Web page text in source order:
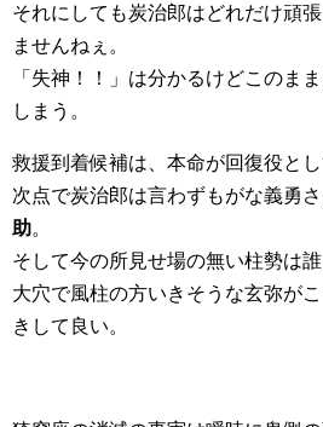
それにしても炭治郎はどれだけ頑
ませんねぇ。
「失神！！」は分かるけどこのま
しまう。
救援到着候補は、本命が回復役と
次点で炭治郎は言わずもがな義勇
助。
そして今の所見せ場の無い柱勢は誰
大穴で風柱の方いきそうな玄弥が
きして良い。